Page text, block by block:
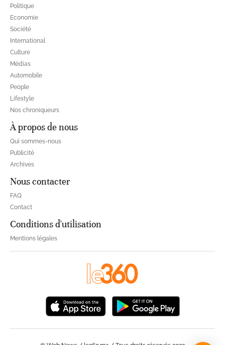
Politique
Economie
Société
International
Culture
Médias
Automobile
People
Lifestyle
Nos chroniqueurs
À propos de nous
Qui sommes-nous
Publicité
Archives
Nous contacter
FAQ
Contact
Conditions d'utilisation
Mentions légales